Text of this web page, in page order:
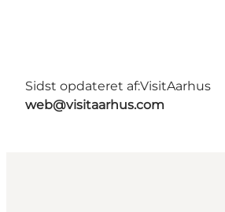
Sidst opdateret af:VisitAarhus
web@visitaarhus.com